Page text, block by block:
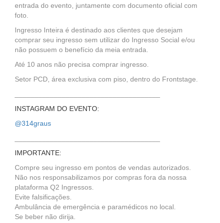
entrada do evento, juntamente com documento oficial com
foto.
Ingresso Inteira é destinado aos clientes que desejam
comprar seu ingresso sem utilizar do Ingresso Social e/ou
não possuem o benefício da meia entrada.
Até 10 anos não precisa comprar ingresso.
Setor PCD, área exclusiva com piso, dentro do Frontstage.
INSTAGRAM DO EVENTO:
@314graus
IMPORTANTE:
Compre seu ingresso em pontos de vendas autorizados.
Não nos responsabilizamos por compras fora da nossa
plataforma Q2 Ingressos.
Evite falsificações.
Ambulância de emergência e paramédicos no local.
Se beber não dirija.